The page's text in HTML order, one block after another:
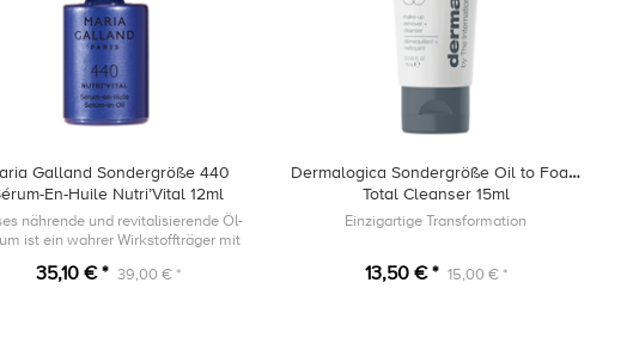
Galland Sondergröße 440
En-Huile Nutri’Vital 12ml
nährende und revitalisierende Öl-
ist ein wahrer Wirkstoffträger mit
Wohlbefinden.
35,10 € * 39,00 € *
Dermalogica Sondergröße Oil to Foam
Total Cleanser 15ml
Einzigartige Transformation
13,50 € * 15,00 € *